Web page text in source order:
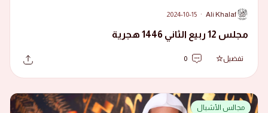
A
Ali Khalaf
·
2024-10-15
مجلس 12 ربيع الثاني 1446 هجرية
تفضيل 0
مجالس الأشبال